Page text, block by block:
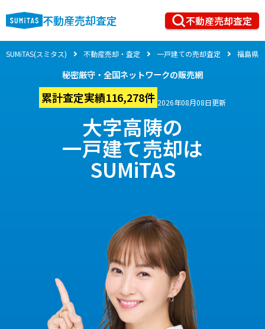
不動産売却査定 不動産売却査定
SUMiTAS(スミタス) 不動産売却・査定 一戸建ての売却査定 福島県
秘密厳守・全国ネットワークの販売網
累計査定実績116,278件 2026年08月08日更新
大字高陦の
一戸建て売却は
SUMiTAS